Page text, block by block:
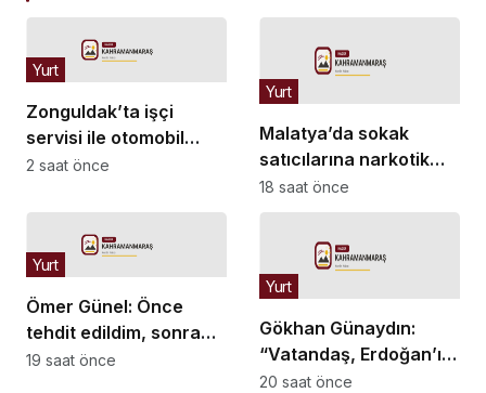
Zonguldak’ta işçi
servisi ile otomobil
çarpıştı: 1’i ağır 4 yaralı
Yurt
2 saat önce
Malatya’da sokak
satıcılarına narkotik
operasyonu: 11 şüpheli
tutuklandı
Yurt
18 saat önce
Ömer Günel: Önce
tehdit edildim, sonra
iftira ifadeleri geldi
Yurt
19 saat önce
Gökhan Günaydın:
“Vatandaş, Erdoğan’ı
gönderecek bir birliğin
Yurt
20 saat önce